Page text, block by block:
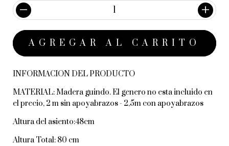
INFORMACION DEL PRODUCTO
MATERIAL: Madera guindo. El genero no esta incluido en
el precio, 2 m sin apoyabrazos - 2,5m con apoyabrazos
Altura del asiento:48cm
Altura Total: 80 cm